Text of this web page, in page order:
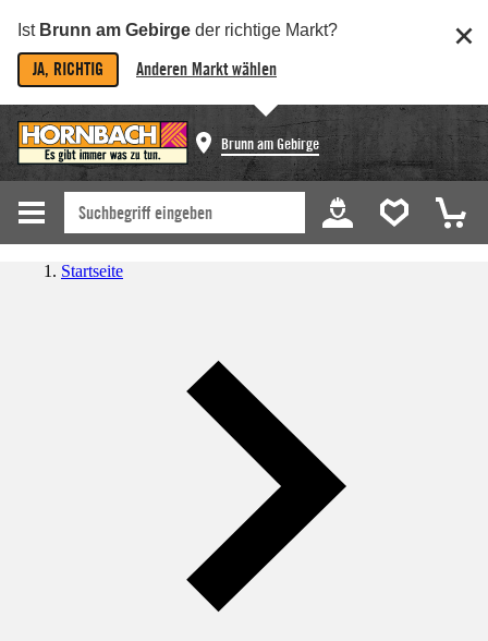
Ist Brunn am Gebirge der richtige Markt?
JA, RICHTIG Anderen Markt wählen
Brunn am Gebirge
Startseite